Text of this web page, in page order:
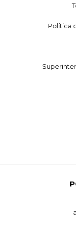
Política